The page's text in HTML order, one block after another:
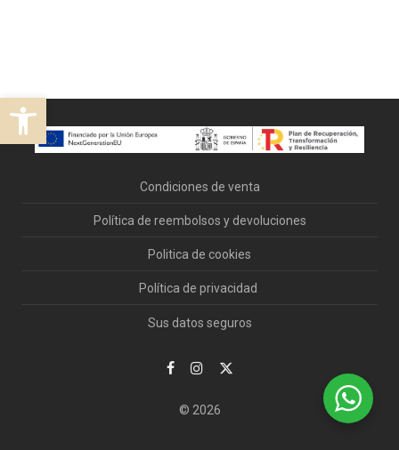
Abrir barra de herramientas
Condiciones de venta
Política de reembolsos y devoluciones
Politica de cookies
Política de privacidad
Sus datos seguros
© 2026